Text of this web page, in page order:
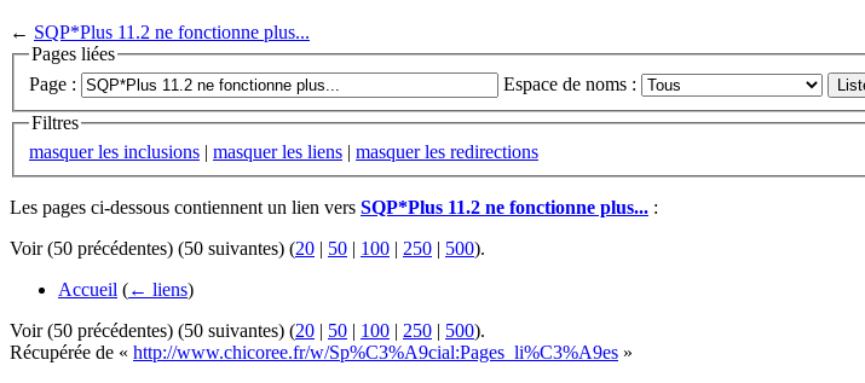
← SQP*Plus 11.2 ne fonctionne plus...
Pages liées
Page :
Espace de noms :
Filtres
masquer les inclusions | masquer les liens | masquer les redirections
Les pages ci-dessous contiennent un lien vers SQP*Plus 11.2 ne fonctionne plus... :
Voir (50 précédentes) (50 suivantes) (20 | 50 | 100 | 250 | 500).
Accueil (← liens)
Voir (50 précédentes) (50 suivantes) (20 | 50 | 100 | 250 | 500).
Récupérée de « http://www.chicoree.fr/w/Sp%C3%A9cial:Pages_li%C3%A9es »